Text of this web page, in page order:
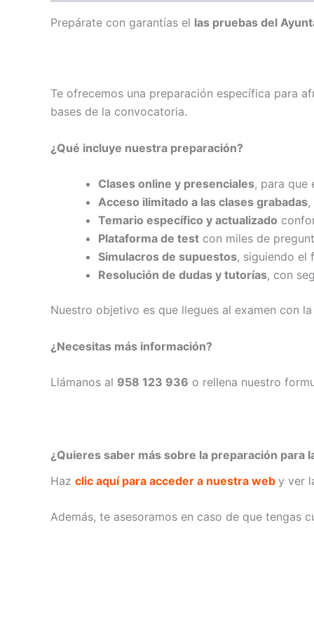
Prepárate con garantías el las pruebas del
Te ofrecemos una preparación específica para
bases de la convocatoria.
¿Qué incluye nuestra preparación?
Clases online y presenciales, para que
Acceso ilimitado a las clases grabadas,
Temario específico y actualizado
Plataforma de test con miles de
Simulacros de supuestos, siguiendo el
Resolución de dudas y tutorías, con
Nuestro objetivo es que llegues al examen con
¿Necesitas más información?
Llámanos al 958 123 936 o rellena nuestro
¿Quieres saber más sobre la preparación para
Haz clic aquí para acceder a nuestra web y ver
Además, te asesoramos en caso de que tengas